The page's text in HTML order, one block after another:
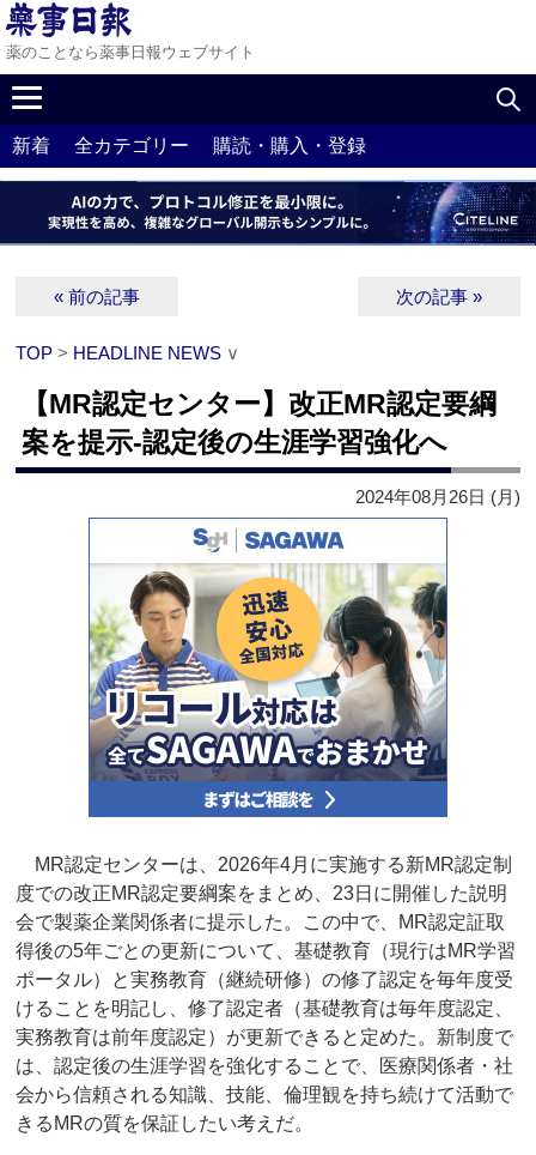
薬のことなら薬事日報ウェブサイト
新着 全カテゴリー 購読・購入・登録
« 前の記事 次の記事 »
TOP > HEADLINE NEWS ∨
【MR認定センター】改正MR認定要綱
案を提示‐認定後の生涯学習強化へ
2024年08月26日 (月)
MR認定センターは、2026年4月に実施する新MR認定制
度での改正MR認定要綱案をまとめ、23日に開催した説明
会で製薬企業関係者に提示した。この中で、MR認定証取
得後の5年ごとの更新について、基礎教育（現行はMR学習
ポータル）と実務教育（継続研修）の修了認定を毎年度受
けることを明記し、修了認定者（基礎教育は毎年度認定、
実務教育は前年度認定）が更新できると定めた。新制度で
は、認定後の生涯学習を強化することで、医療関係者・社
会から信頼される知識、技能、倫理観を持ち続けて活動で
きるMRの質を保証したい考えだ。